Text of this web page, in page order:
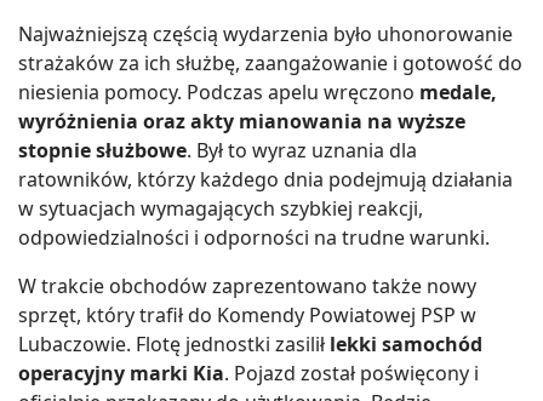
Najważniejszą częścią wydarzenia było uhonorowanie
strażaków za ich służbę, zaangażowanie i gotowość do
niesienia pomocy. Podczas apelu wręczono medale,
wyróżnienia oraz akty mianowania na wyższe
stopnie służbowe. Był to wyraz uznania dla
ratowników, którzy każdego dnia podejmują działania
w sytuacjach wymagających szybkiej reakcji,
odpowiedzialności i odporności na trudne warunki.
W trakcie obchodów zaprezentowano także nowy
sprzęt, który trafił do Komendy Powiatowej PSP w
Lubaczowie. Flotę jednostki zasilił lekki samochód
operacyjny marki Kia. Pojazd został poświęcony i